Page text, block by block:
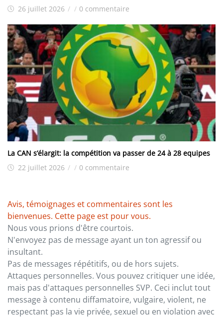
26 juillet 2026 / / 0 commentaire
La CAN s’élargit: la compétition va passer de 24 à 28 equipes
22 juillet 2026 / / 0 commentaire
Avis, témoignages et commentaires sont les
bienvenues. Cette page est pour vous.
Nous vous prions d'être courtois.
N'envoyez pas de message ayant un ton agressif ou
insultant.
Pas de messages répétitifs, ou de hors sujets.
Attaques personnelles. Vous pouvez critiquer une idée,
mais pas d'attaques personnelles SVP. Ceci inclut tout
message à contenu diffamatoire, vulgaire, violent, ne
respectant pas la vie privée, sexuel ou en violation avec